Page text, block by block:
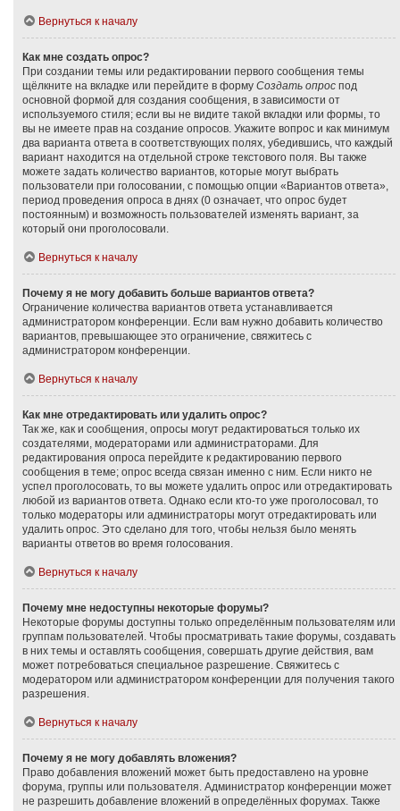
Вернуться к началу
Как мне создать опрос?
При создании темы или редактировании первого сообщения темы
щёлкните на вкладке или перейдите в форму Создать опрос под
основной формой для создания сообщения, в зависимости от
используемого стиля; если вы не видите такой вкладки или формы, то
вы не имеете прав на создание опросов. Укажите вопрос и как минимум
два варианта ответа в соответствующих полях, убедившись, что каждый
вариант находится на отдельной строке текстового поля. Вы также
можете задать количество вариантов, которые могут выбрать
пользователи при голосовании, с помощью опции «Вариантов ответа»,
период проведения опроса в днях (0 означает, что опрос будет
постоянным) и возможность пользователей изменять вариант, за
который они проголосовали.
Вернуться к началу
Почему я не могу добавить больше вариантов ответа?
Ограничение количества вариантов ответа устанавливается
администратором конференции. Если вам нужно добавить количество
вариантов, превышающее это ограничение, свяжитесь с
администратором конференции.
Вернуться к началу
Как мне отредактировать или удалить опрос?
Так же, как и сообщения, опросы могут редактироваться только их
создателями, модераторами или администраторами. Для
редактирования опроса перейдите к редактированию первого
сообщения в теме; опрос всегда связан именно с ним. Если никто не
успел проголосовать, то вы можете удалить опрос или отредактировать
любой из вариантов ответа. Однако если кто-то уже проголосовал, то
только модераторы или администраторы могут отредактировать или
удалить опрос. Это сделано для того, чтобы нельзя было менять
варианты ответов во время голосования.
Вернуться к началу
Почему мне недоступны некоторые форумы?
Некоторые форумы доступны только определённым пользователям или
группам пользователей. Чтобы просматривать такие форумы, создавать
в них темы и оставлять сообщения, совершать другие действия, вам
может потребоваться специальное разрешение. Свяжитесь с
модератором или администратором конференции для получения такого
разрешения.
Вернуться к началу
Почему я не могу добавлять вложения?
Право добавления вложений может быть предоставлено на уровне
форума, группы или пользователя. Администратор конференции может
не разрешить добавление вложений в определённых форумах. Также